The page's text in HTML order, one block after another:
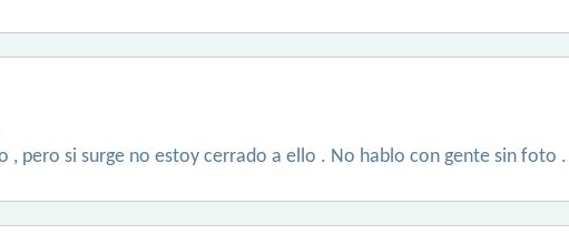
, pero si surge no estoy cerrado a ello . No hablo con gente sin foto .